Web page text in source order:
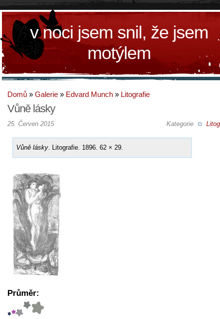
v noci jsem snil, že jsem
motýlem
Domů » Galerie » Edvard Munch » Litografie
Vůně lásky
Kategorie
25. Červen 2015
Vůně lásky . Litografie. 1896. 62 × 29.
Průměr: